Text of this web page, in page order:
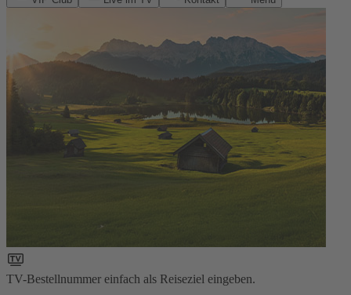
TV-Bestellnummer einfach als Reiseziel eingeben.